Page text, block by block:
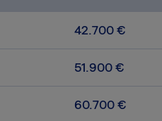
42.700 €
51.900 €
60.700 €